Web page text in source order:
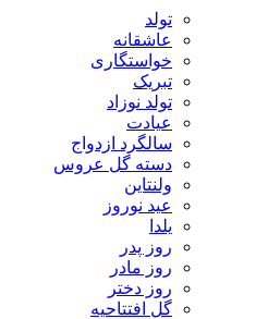
تولد
عاشقانه
خواستگاری
تبریک
تولد نوزاد
عیادت
سالگرد ازدواج
دسته گل عروس
ولنتاین
عید نوروز
یلدا
روز پدر
روز مادر
روز دختر
گل افتتاحیه